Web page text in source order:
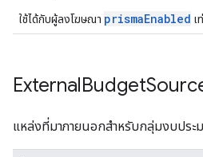
ใช้ได้กับผู้ลงโฆษณา prismaEnabled เ
ExternalBudget
แหล่งที่มาภายนอกสำหรับกลุ่มงบปร